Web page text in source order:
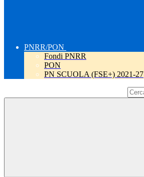
PNRR/PON
Fondi PNRR
PON
PN SCUOLA (FSE+) 2021-27